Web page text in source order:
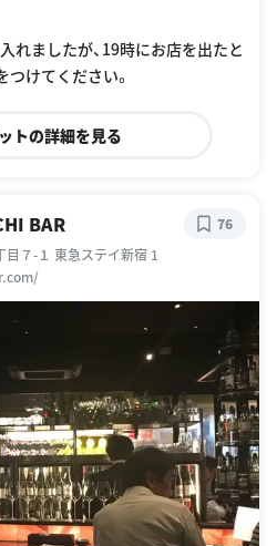
れましたが、19時にお店を出たと
けてください。
トの詳細を見る
BAR
７-１ 東急ステイ新宿 1
76